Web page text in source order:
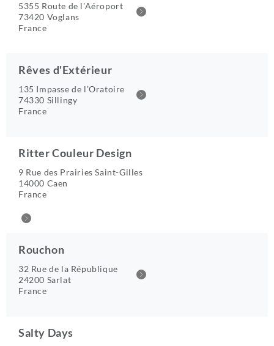
5355 Route de l'Aéroport
73420 Voglans
France
Rêves d'Extérieur
135 Impasse de l’Oratoire
74330 Sillingy
France
Ritter Couleur Design
9 Rue des Prairies Saint-Gilles
14000 Caen
France
Rouchon
32 Rue de la République
24200 Sarlat
France
Salty Days